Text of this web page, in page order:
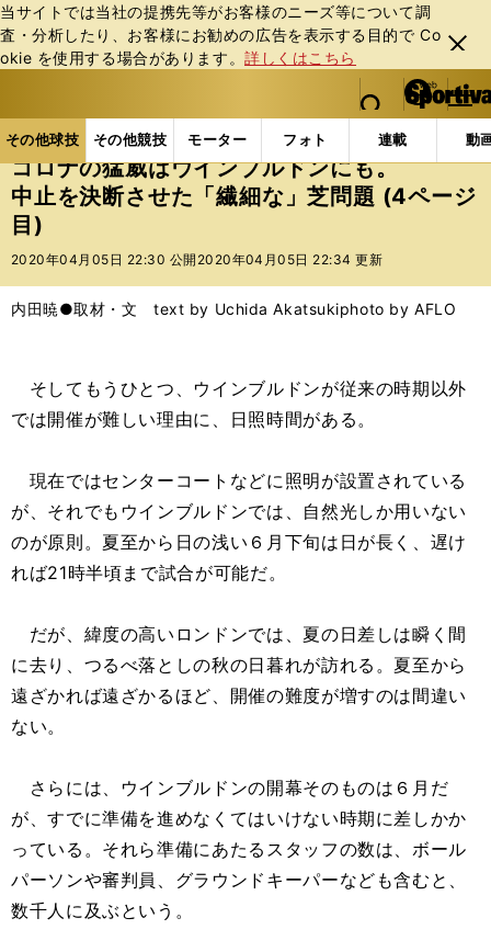
当サイトでは当社の提携先等がお客様のニーズ等について調
査・分析したり、お客様にお勧めの広告を表⽰する⽬的で Co
okie を使⽤する場合があります。詳しくはこちら
閉じ
る
web Sportiva (webスポルティーバ)
検索
マイペ
ー
ジ
メニュ
その他球技 その他競技 モーター フォト 連載 動
ス
ポ
ル
テ
ー
バ
その他球技の記事一覧 テニス コロナの猛威はウイ
コロナの猛威はウインブルドンにも。
中止を決断させた「繊細な」芝問題 (4ページ
目)
2020年04月05日 22:30 公開 2020年04月05日 22:34 更新
内田暁●取材・文 text by Uchida Akatsukiphoto by AFLO
そしてもうひとつ、ウインブルドンが従来の時期以外
では開催が難しい理由に、日照時間がある。
現在ではセンターコートなどに照明が設置されている
が、それでもウインブルドンでは、自然光しか用いない
のが原則。夏至から日の浅い６月下旬は日が長く、遅け
れば21時半頃まで試合が可能だ。
だが、緯度の高いロンドンでは、夏の日差しは瞬く間
に去り、つるべ落としの秋の日暮れが訪れる。夏至から
遠ざかれば遠ざかるほど、開催の難度が増すのは間違い
ない。
さらには、ウインブルドンの開幕そのものは６月だ
が、すでに準備を進めなくてはいけない時期に差しかか
っている。それら準備にあたるスタッフの数は、ボール
パーソンや審判員、グラウンドキーパーなども含むと、
数千人に及ぶという。